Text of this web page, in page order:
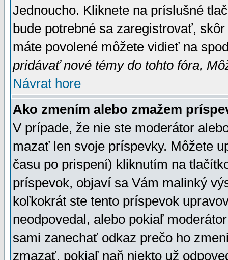
Jednoucho. Kliknete na príslušné
bude potrebné sa zaregistrovať,
máte povolené môžete vidieť na
pridávať nové témy do tohto fóra,
Návrat hore
Ako zmením alebo zmažem
V prípade, že nie ste moderátor
mazať len svoje príspevky. Môžete
času po prispení) kliknutím na
príspevok, objaví sa Vám malinký
koľkokrát ste tento príspevok
neodpovedal, alebo pokiaľ
sami zanechať odkaz prečo ho
zmazať, pokiaľ naň niekto už